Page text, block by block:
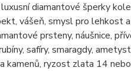
diamantové šperky
vášeň, smysl pro lehkost
prsteny, náušnice,
safíry, smaragdy,
kamenů, ryzost zlata 14